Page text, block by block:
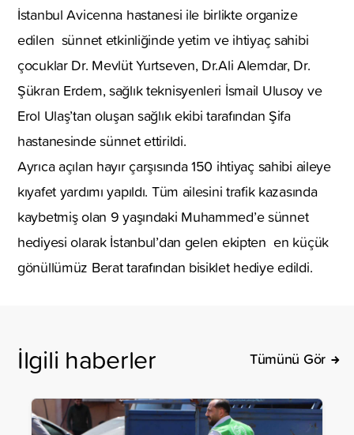
İstanbul Avicenna hastanesi ile birlikte organize
edilen sünnet etkinliğinde yetim ve ihtiyaç sahibi
çocuklar Dr. Mevlüt Yurtseven, Dr.Ali Alemdar, Dr.
Şükran Erdem, sağlık teknisyenleri İsmail Ulusoy ve
Erol Ulaş’tan oluşan sağlık ekibi tarafından Şifa
hastanesinde sünnet ettirildi.
Ayrıca açılan hayır çarşısında 150 ihtiyaç sahibi aileye
kıyafet yardımı yapıldı. Tüm ailesini trafik kazasında
kaybetmiş olan 9 yaşındaki Muhammed’e sünnet
hediyesi olarak İstanbul’dan gelen ekipten en küçük
gönüllümüz Berat tarafından bisiklet hediye edildi.
İlgili haberler Tümünü Gör